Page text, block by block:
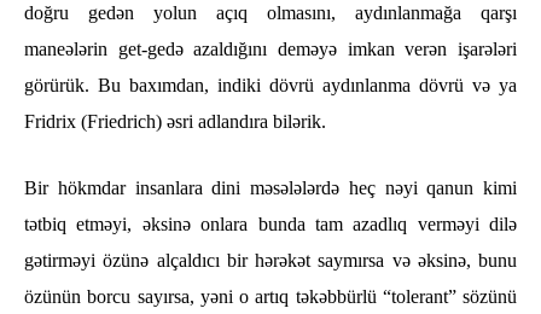
doğru gedən yolun açıq olmasını, aydınlanmağa qarşı
maneələrin get-gedə azaldığını deməyə imkan verən işarələri
görürük. Bu baxımdan, indiki dövrü aydınlanma dövrü və ya
Fridrix (Friedrich) əsri adlandıra bilərik.
Bir hökmdar insanlara dini məsələlərdə heç nəyi qanun kimi
tətbiq etməyi, əksinə onlara bunda tam azadlıq verməyi dilə
gətirməyi özünə alçaldıcı bir hərəkət saymırsa və əksinə, bunu
özünün borcu sayırsa, yəni o artıq təkəbbürlü “tolerant” sözünü